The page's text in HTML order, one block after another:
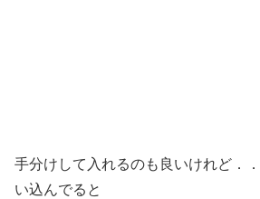
手分けして入れるのも良いけれど．
い込んでると